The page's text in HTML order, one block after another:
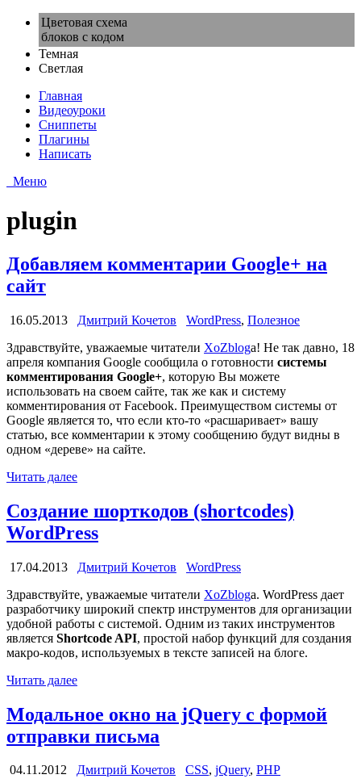
Цветовая схема
блоков с кодом
Темная
Светлая
Главная
Видеоуроки
Сниппеты
Плагины
Написать
Меню
plugin
Добавляем комментарии Google+ на
сайт
16.05.2013 Дмитрий Кочетов WordPress, Полезное
Здравствуйте, уважаемые читатели XoZbloga! Не так давно, 18
апреля компания Google сообщила о готовности системы
комментирования Google+, которую Вы можете
использовать на своем сайте, так же как и систему
комментирования от Facebook. Преимуществом системы от
Google является то, что если кто-то «расшаривает» вашу
статью, все комментарии к этому сообщению будут видны в
одном «дереве» на сайте.
Читать далее
Создание шорткодов (shortcodes)
WordPress
17.04.2013 Дмитрий Кочетов
WordPress
Здравствуйте, уважаемые читатели XoZbloga. WordPress дает
разработчику широкий спектр инструментов для организации
удобной работы с системой. Одним из таких инструментов
является Shortcode API, простой набор функций для создания
макро-кодов, используемых в тексте записей на блоге.
Читать далее
Модальное окно на jQuery с формой
отправки письма
04.11.2012 Дмитрий Кочетов CSS, jQuery, PHP